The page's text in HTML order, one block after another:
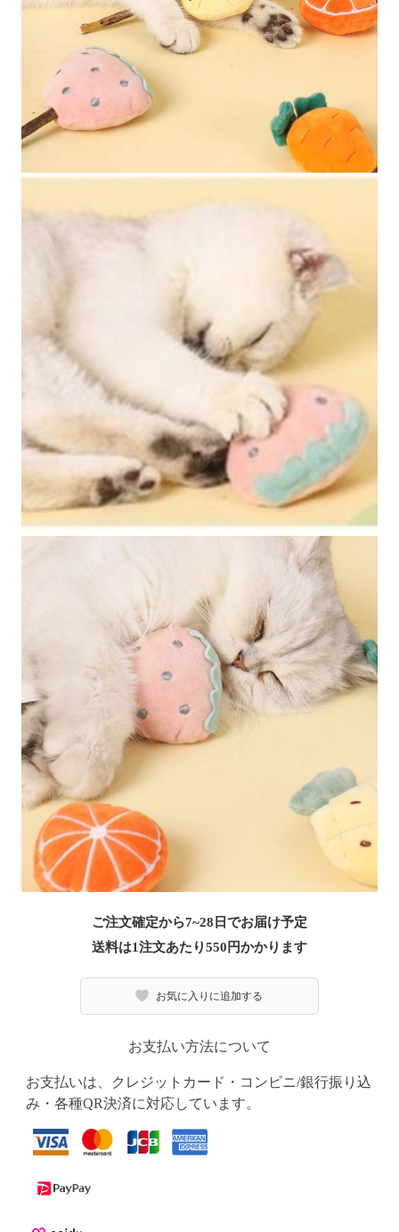
ご注文確定から7~28日でお届け予定
送料は1注文あたり550 円かかります
お気に入りに追加する
お支払い方法について
お支払いは、クレジットカード・コンビニ/銀行振り込
み・各種QR決済に対応しています。